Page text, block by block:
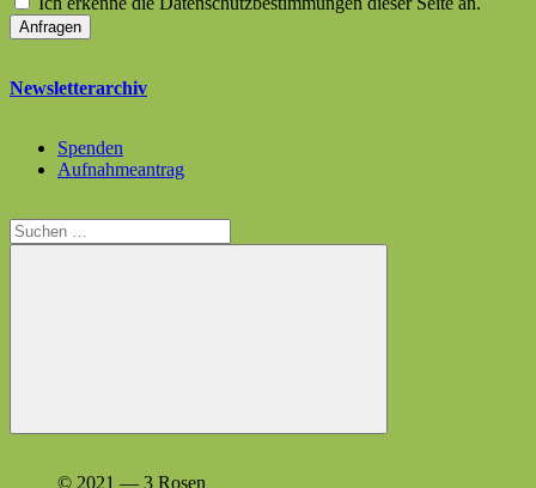
Newsletterarchiv
Spenden
Aufnahmeantrag
Suchen
nach:
Suchen
© 2021 — 3 Rosen